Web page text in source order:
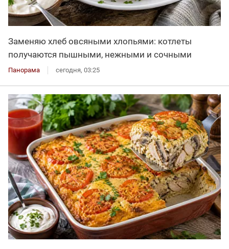
Заменяю хлеб овсяными хлопьями: котлеты
получаются пышными, нежными и сочными
Панорама сегодня, 03:25